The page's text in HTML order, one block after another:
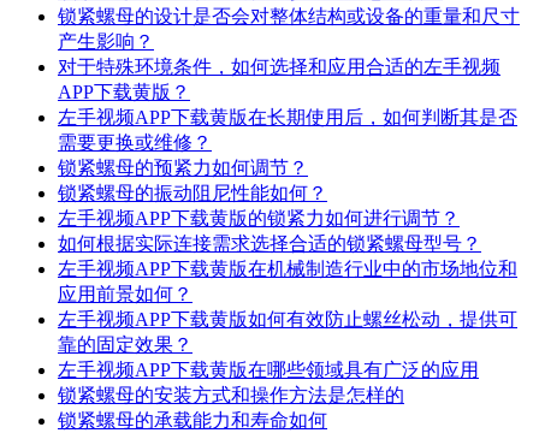
锁紧螺母的设计是否会对整体结构或设备的重量和尺寸
产生影响？
对于特殊环境条件，如何选择和应用合适的左手视频
APP下载黄版？
左手视频APP下载黄版在长期使用后，如何判断其是否
需要更换或维修？
锁紧螺母的预紧力如何调节？
锁紧螺母的振动阻尼性能如何？
左手视频APP下载黄版的锁紧力如何进行调节？
如何根据实际连接需求选择合适的锁紧螺母型号？
左手视频APP下载黄版在机械制造行业中的市场地位和
应用前景如何？
左手视频APP下载黄版如何有效防止螺丝松动，提供可
靠的固定效果？
左手视频APP下载黄版在哪些领域具有广泛的应用
锁紧螺母的安装方式和操作方法是怎样的
锁紧螺母的承载能力和寿命如何